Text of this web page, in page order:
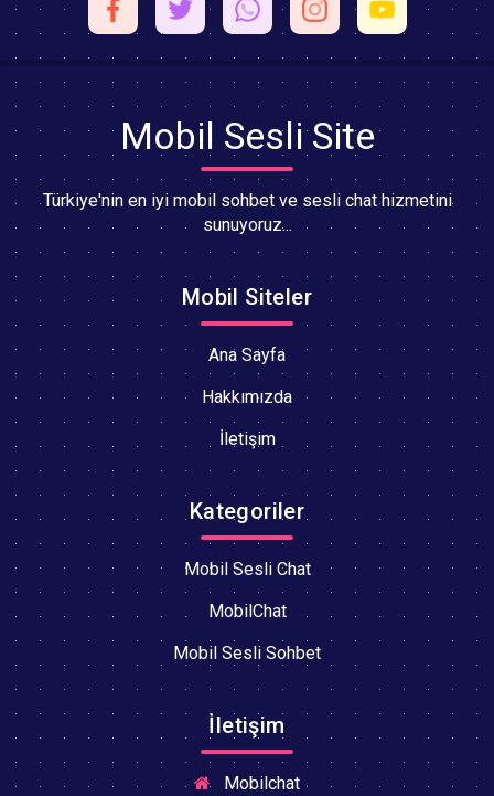
Mobil Sesli Site
Türkiye'nin en iyi mobil sohbet ve sesli chat hizmetini
sunuyoruz...
Mobil Siteler
Ana Sayfa
Hakkımızda
İletişim
Kategoriler
Mobil Sesli Chat
MobilChat
Mobil Sesli Sohbet
İletişim
Mobilchat